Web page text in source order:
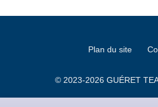
Plan du site
© 2023-2026 GUÉRET